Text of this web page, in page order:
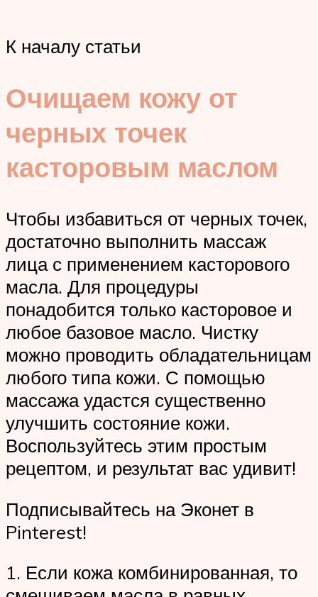
К началу статьи
Очищаем кожу от
черных точек
касторовым маслом
Чтобы избавиться от черных точек,
достаточно выполнить массаж
лица с применением касторового
масла. Для процедуры
понадобится только касторовое и
любое базовое масло. Чистку
можно проводить обладательницам
любого типа кожи. С помощью
массажа удастся существенно
улучшить состояние кожи.
Воспользуйтесь этим простым
рецептом, и результат вас удивит!
Подписывайтесь на Эконет в
Pinterest!
1. Если кожа комбинированная, то